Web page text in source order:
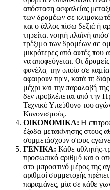
απόσταση ασφαλείας
των δρομέων σε
και ο άλλος πίσω δεξιά ή
τηρείται νοητή πλαϊνή
τρέξιμο των δρομέων σε
μικρότερες από αυτές που
να αποφεύγεται. Οι
φανέλα, την οποία σε
αφαιρούν πριν, κατά τη
μέχρι και την παραλαβή
δεν προβλέπεται από την
Τεχνικό Υπεύθυνο του
Κανονισμούς.
ΟΙΚΟΝΟΜΙΚΑ: Η
έξοδα μετακίνησης στους
συμμετάσχουν στους
ΓΕΝΙΚΑ: Κάθε αθλητής-
προσωπικό αριθμό και ο
στο μπροστινό μέρος της
αριθμοί συμμετοχής
παραμάνες, μία σε κάθε